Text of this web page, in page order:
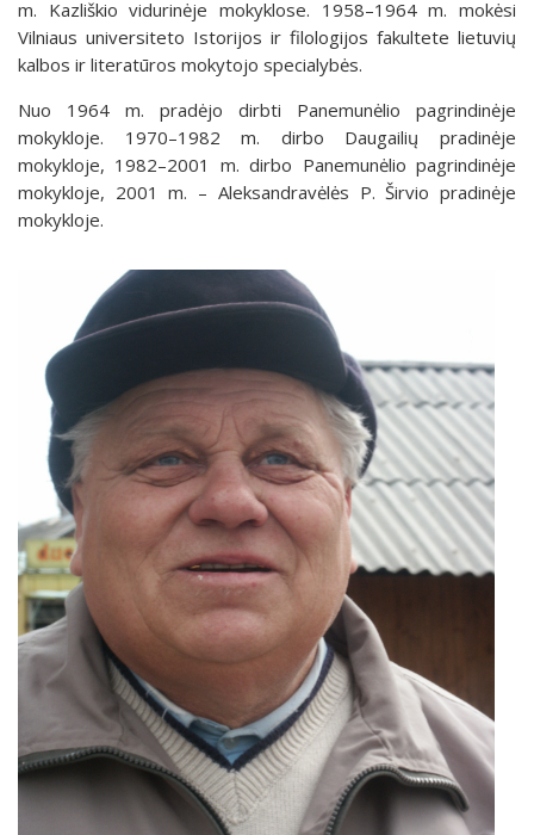
m. Kazliškio vidurinėje mokyklose. 1958–1964 m. mokėsi
Vilniaus universiteto Istorijos ir filologijos fakultete lietuvių
kalbos ir literatūros mokytojo specialybės.
Nuo 1964 m. pradėjo dirbti Panemunėlio pagrindinėje
mokykloje. 1970–1982 m. dirbo Daugailių pradinėje
mokykloje, 1982–2001 m. dirbo Panemunėlio pagrindinėje
mokykloje, 2001 m. – Aleksandravėlės P. Širvio pradinėje
mokykloje.